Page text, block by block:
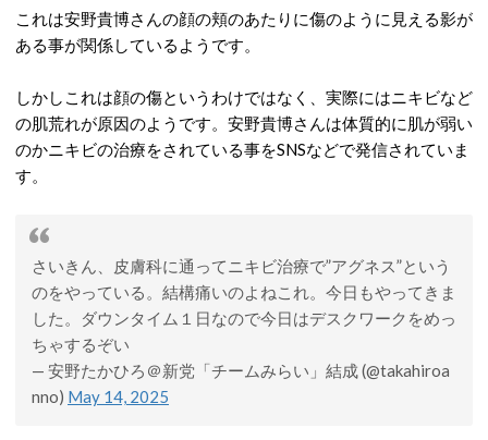
これは安野貴博さんの顔の頬のあたりに傷のように見える影が
ある事が関係しているようです。
しかしこれは顔の傷というわけではなく、実際にはニキビなど
の肌荒れが原因のようです。安野貴博さんは体質的に肌が弱い
のかニキビの治療をされている事をSNSなどで発信されていま
す。
さいきん、皮膚科に通ってニキビ治療で”アグネス”という
のをやっている。結構痛いのよねこれ。今日もやってきま
した。ダウンタイム１日なので今日はデスクワークをめっ
ちゃするぞい
— 安野たかひろ＠新党「チームみらい」結成 (@takahiroa
nno) May 14, 2025